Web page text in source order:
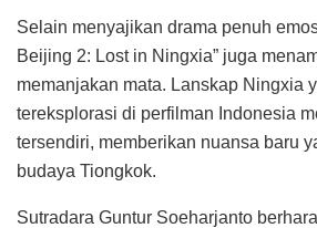
Selain menyajikan drama penuh
Beijing 2: Lost in Ningxia” juga
memanjakan mata. Lanskap Ningxia
tereksplorasi di perfilman Indonesia
tersendiri, memberikan nuansa baru
budaya Tiongkok.
Sutradara Guntur Soeharjanto